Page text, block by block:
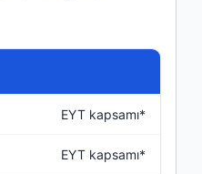
EYT kapsamı*
EYT kapsamı*